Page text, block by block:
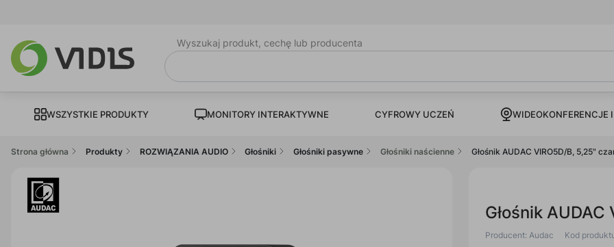
Wyszukaj produkt, cechę lub producenta
WSZYSTKIE PRODUKTY MONITORY INTERAKTYWNE CYFROWY UCZEŃ WIDEOKONFERENCJE
Strona główna Produkty ROZWIĄZANIA AUDIO Głośniki Głośniki pasywne Głośniki naścienne Głośnik AUDAC VIRO5D/B, 5,25"
Głośnik
Producent: Audac Kod